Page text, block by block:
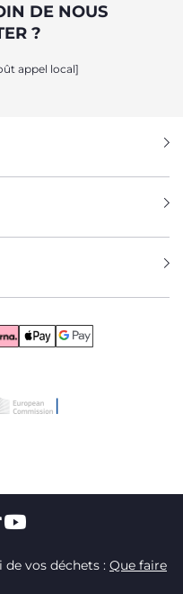
DE NOUS
?
appel local]
vos déchets : Que faire